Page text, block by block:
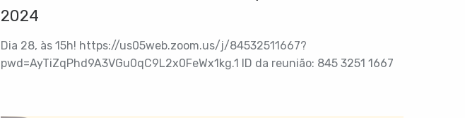
2024
Dia 28, às 15h! https://us05web.zoom.us/j/84532511667?
pwd=AyTiZqPhd9A3VGu0qC9L2x0FeWx1kg.1 ID da reunião: 845 3251 1667